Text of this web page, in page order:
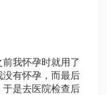
我怀孕时就用了
有怀孕，而最后
是去医院检查后